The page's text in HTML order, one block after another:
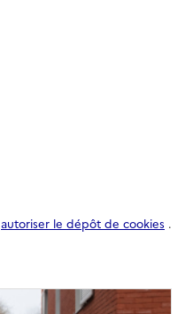
autoriser le dépôt de cookies .